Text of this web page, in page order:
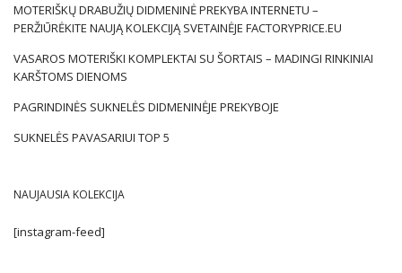
MOTERIŠKŲ DRABUŽIŲ DIDMENINĖ PREKYBA INTERNETU –
PERŽIŪRĖKITE NAUJĄ KOLEKCIJĄ SVETAINĖJE FACTORYPRICE.EU
VASAROS MOTERIŠKI KOMPLEKTAI SU ŠORTAIS – MADINGI RINKINIAI
KARŠTOMS DIENOMS
PAGRINDINĖS SUKNELĖS DIDMENINĖJE PREKYBOJE
SUKNELĖS PAVASARIUI TOP 5
NAUJAUSIA KOLEKCIJA
[instagram-feed]